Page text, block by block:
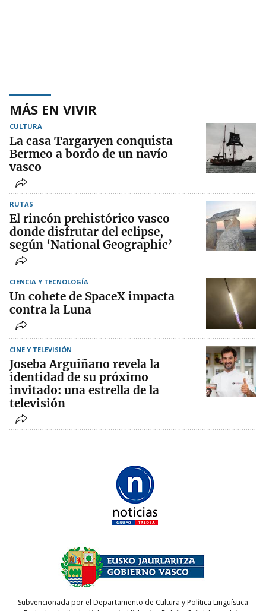
MÁS EN VIVIR
CULTURA
La casa Targaryen conquista
Bermeo a bordo de un navío
vasco
RUTAS
El rincón prehistórico vasco
donde disfrutar del eclipse,
según ‘National Geographic’
CIENCIA Y TECNOLOGÍA
Un cohete de SpaceX impacta
contra la Luna
CINE Y TELEVISIÓN
Joseba Arguiñano revela la
identidad de su próximo
invitado: una estrella de la
televisión
Subvencionada por el Departamento de Cultura y Política Lingüística